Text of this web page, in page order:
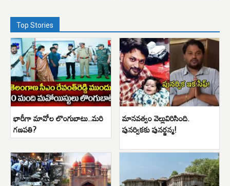
Top Stories
భారీగా మావోల లొంగుబాటు..మరి
గణపతి?
మానవత్వం వెల్లువిరిసింది.
పునర్వికకు పునర్జన్మ!